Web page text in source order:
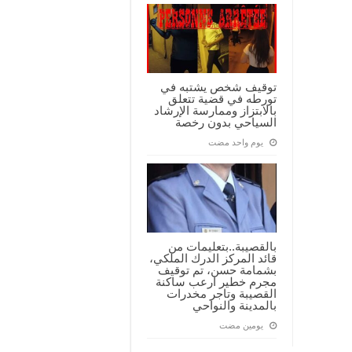
توقيف شخص يشتبه في
تورطه في قضية تتعلق
بالابتزاز وممارسة الإرشاد
السياحي بدون رخصة
‏يوم واحد مضت
بالقصيبة..بتعليمات من
قائد المركز الدرك الملكي،
بشمامة حسن، تم توقيف
مجرم خطير ارعب ساكنة
القصيبة وتاجر مخدرات
بالمدينة والنواحي
‏يومين مضت